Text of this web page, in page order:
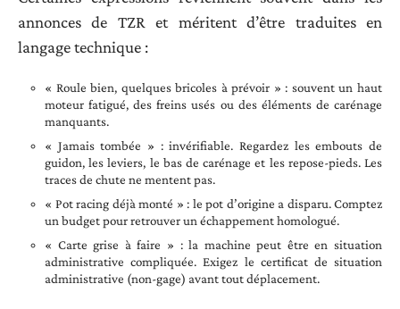
annonces de TZR et méritent d’être traduites en
langage technique :
« Roule bien, quelques bricoles à prévoir » : souvent un haut
moteur fatigué, des freins usés ou des éléments de carénage
manquants.
« Jamais tombée » : invérifiable. Regardez les embouts de
guidon, les leviers, le bas de carénage et les repose-pieds. Les
traces de chute ne mentent pas.
« Pot racing déjà monté » : le pot d’origine a disparu. Comptez
un budget pour retrouver un échappement homologué.
« Carte grise à faire » : la machine peut être en situation
administrative compliquée. Exigez le certificat de situation
administrative (non-gage) avant tout déplacement.